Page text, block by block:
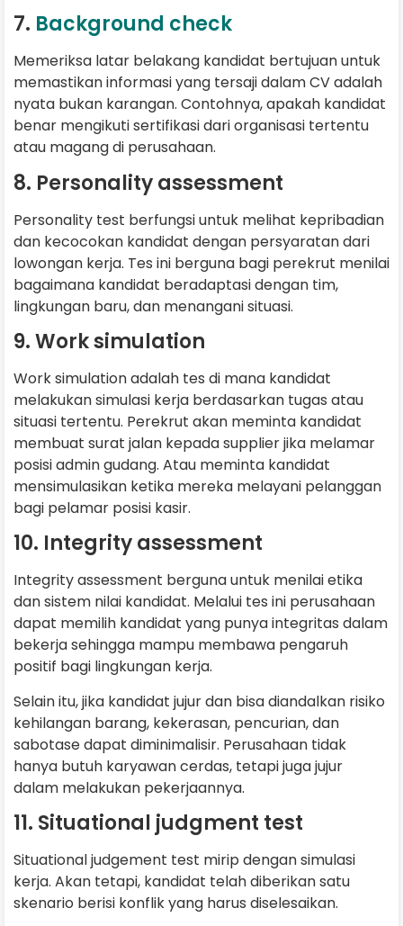
7. Background check
Memeriksa latar belakang kandidat bertujuan untuk
memastikan informasi yang tersaji dalam CV adalah
nyata bukan karangan. Contohnya, apakah kandidat
benar mengikuti sertifikasi dari organisasi tertentu
atau magang di perusahaan.
8. Personality assessment
Personality test berfungsi untuk melihat kepribadian
dan kecocokan kandidat dengan persyaratan dari
lowongan kerja. Tes ini berguna bagi perekrut menilai
bagaimana kandidat beradaptasi dengan tim,
lingkungan baru, dan menangani situasi.
9. Work simulation
Work simulation adalah tes di mana kandidat
melakukan simulasi kerja berdasarkan tugas atau
situasi tertentu. Perekrut akan meminta kandidat
membuat surat jalan kepada supplier jika melamar
posisi admin gudang. Atau meminta kandidat
mensimulasikan ketika mereka melayani pelanggan
bagi pelamar posisi kasir.
10. Integrity assessment
Integrity assessment berguna untuk menilai etika
dan sistem nilai kandidat. Melalui tes ini perusahaan
dapat memilih kandidat yang punya integritas dalam
bekerja sehingga mampu membawa pengaruh
positif bagi lingkungan kerja.
Selain itu, jika kandidat jujur dan bisa diandalkan risiko
kehilangan barang, kekerasan, pencurian, dan
sabotase dapat diminimalisir. Perusahaan tidak
hanya butuh karyawan cerdas, tetapi juga jujur
dalam melakukan pekerjaannya.
11. Situational judgment test
Situational judgement test mirip dengan simulasi
kerja. Akan tetapi, kandidat telah diberikan satu
skenario berisi konflik yang harus diselesaikan.